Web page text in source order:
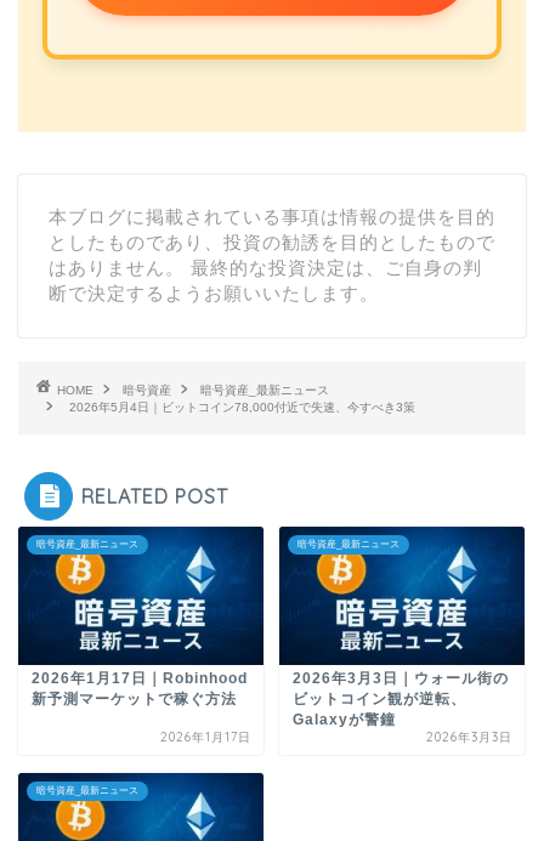
本ブログに掲載されている事項は情報の提供を目的
としたものであり、投資の勧誘を目的としたもので
はありません。 最終的な投資決定は、ご自身の判
断で決定するようお願いいたします。
HOME 暗号資産
暗号資産_最新ニュース
2026年5月4日｜ビットコイン78,000付近で失速、今すべき3策
RELATED POST
暗号資産_最新ニュース
2026年1月17日｜Robinhood
新予測マーケットで稼ぐ方法
2026年1月17日
暗号資産_最新ニュース
2026年3月3日｜ウォール街の
ビットコイン観が逆転、
Galaxyが警鐘
2026年3月3日
暗号資産_最新ニュース